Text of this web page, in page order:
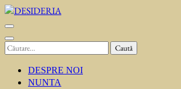
Sari
la
conținut
(apasă
Caută
DESPRE NOI
NUNTA